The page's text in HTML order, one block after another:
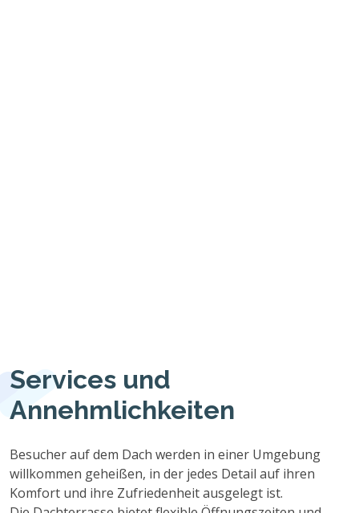
Services und
Annehmlichkeiten
Besucher auf dem Dach werden in einer Umgebung
willkommen geheißen, in der jedes Detail auf ihren
Komfort und ihre Zufriedenheit ausgelegt ist.